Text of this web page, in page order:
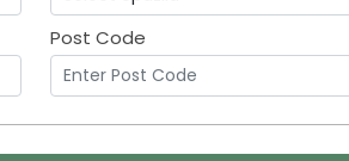
Post Code